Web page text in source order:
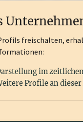
freischalten,
im
Profile an dieser